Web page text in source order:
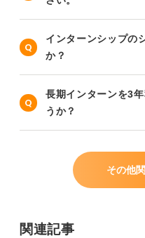
インターンシップの
か？
長期インターンを3
うか？
その他
関連記事